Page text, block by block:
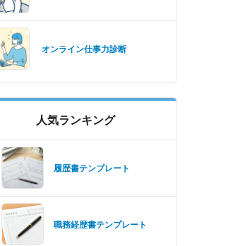
オンライン仕事力診断
人気ランキング
履歴書テンプレート
職務経歴書テンプレート